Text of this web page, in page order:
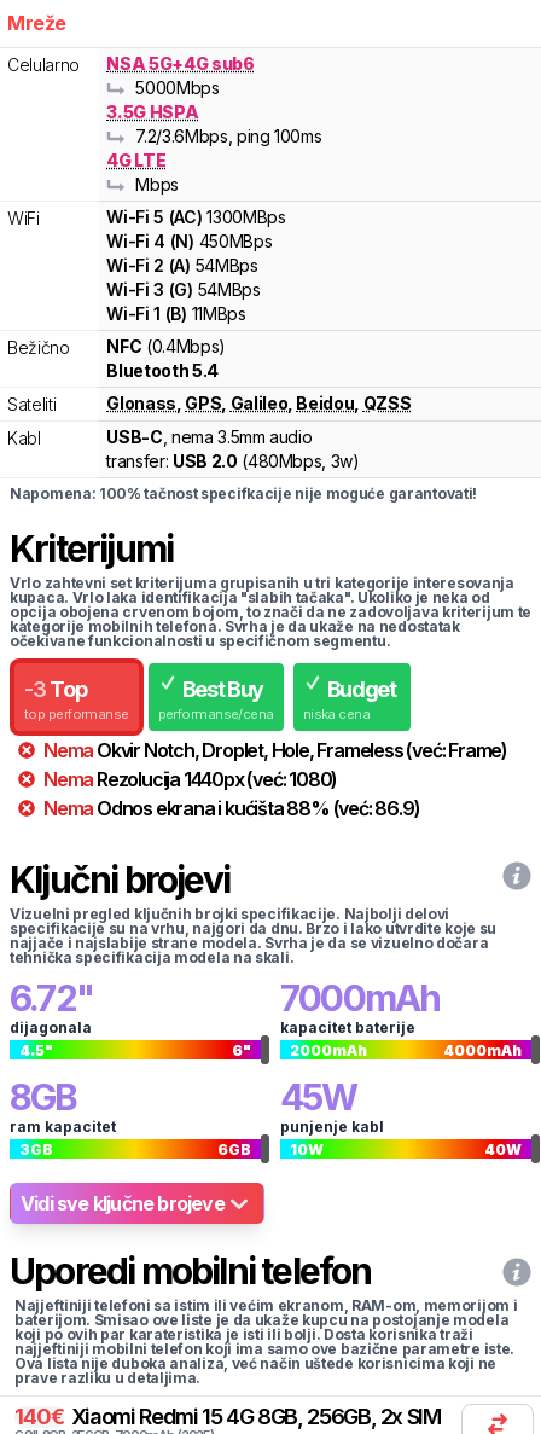
Mreže
Celularno
NSA 5G+4G sub6
5000Mbps
3.5G HSPA
7.2/3.6Mbps , ping 100ms
4G LTE
Mbps
WiFi
Wi-Fi5 (AC) 1300MBps
Wi-Fi 4 (N) 450MBps
Wi-Fi 2 (A) 54MBps
Wi-Fi3 (G) 54MBps
Wi-Fi1 (B) 11MBps
Bežično
NFC (0.4Mbps)
Bluetooth 5.4
Sateliti
Glonass GPS Galileo Beidou QZSS
Kabl
USB-C , nema 3.5mm audio
transfer: USB 2.0 (480Mbps, 3w)
Napomena: 100% tačnost specifkacije nije moguće garantovati!
Kriterijumi
Vrlo zahtevni set kriterijuma grupisanih u tri kategorije interesovanja
kupaca. Vrlo laka identifikacija "slabih tačaka". Ukoliko je neka od
opcija obojena crvenom bojom, to znači da ne zadovoljava kriterijum te
kategorije mobilnih telefona. Svrha je da ukaže na nedostatak
očekivane funkcionalnosti u specifičnom segmentu.
-3 Top
top performanse
Best Buy
performanse/cena
Budget
niska cena
Nema Okvir Notch, Droplet, Hole, Frameless(već:Frame)
Nema Rezolucija 1440px(već:1080)
Nema Odnos ekrana i kućišta88% (već:86.9)
Ključni brojevi
Vizuelni pregled ključnih brojki specifikacije. Najbolji delovi
specifikacije su na vrhu, najgori da dnu. Brzo i lako utvrdite koje su
najjače i najslabije strane modela. Svrha je da se vizuelno dočara
tehnička specifikacija modela na skali.
6.72"
dijagonala
4.5" 6"
7000mAh
kapacitet baterije
2000mAh 4000mAh
8GB
ram kapacitet
3GB 6GB
45W
punjenje kabl
10W 40W
Vidi sve ključne brojeve
Uporedi mobilni telefon
Najjeftiniji telefoni sa istim ili većim ekranom, RAM-om, memorijom i
baterijom. Smisao ove liste je da ukaže kupcu na postojanje modela
koji po ovih par karateristika je isti ili bolji. Dosta korisnika traži
najjeftiniji mobilni telefon koji ima samo ove bazične parametre iste.
Ova lista nije duboka analiza, već način uštede korisnicima koji ne
prave razliku u detaljima.
140€ Xiaomi Redmi 15 4G 8GB, 256GB, 2x SIM